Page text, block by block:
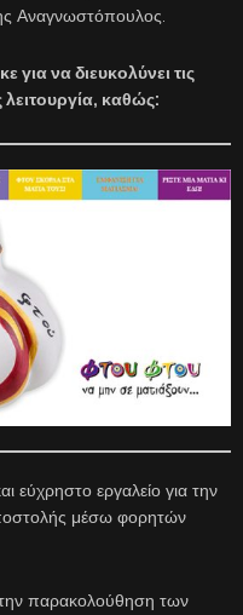
Αναγνωστόπουλος.
να διευκολύνει τις
λειτουργία, καθώς:
εύχρηστο εργαλείο για την
μέσω φορητών
την παρακολούθηση των